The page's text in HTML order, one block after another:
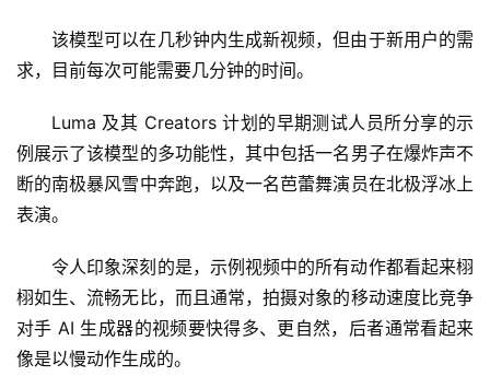
该模型可以在几秒钟内生成新视频，但由于新用户的需
求，目前每次可能需要几分钟的时间。
Luma 及其 Creators 计划的早期测试人员所分享的示
例展示了该模型的多功能性，其中包括一名男子在爆炸声不
断的南极暴风雪中奔跑，以及一名芭蕾舞演员在北极浮冰上
表演。
令人印象深刻的是，示例视频中的所有动作都看起来栩
栩如生、流畅无比，而且通常，拍摄对象的移动速度比竞争
对手 AI 生成器的视频要快得多、更自然，后者通常看起来
像是以慢动作生成的。